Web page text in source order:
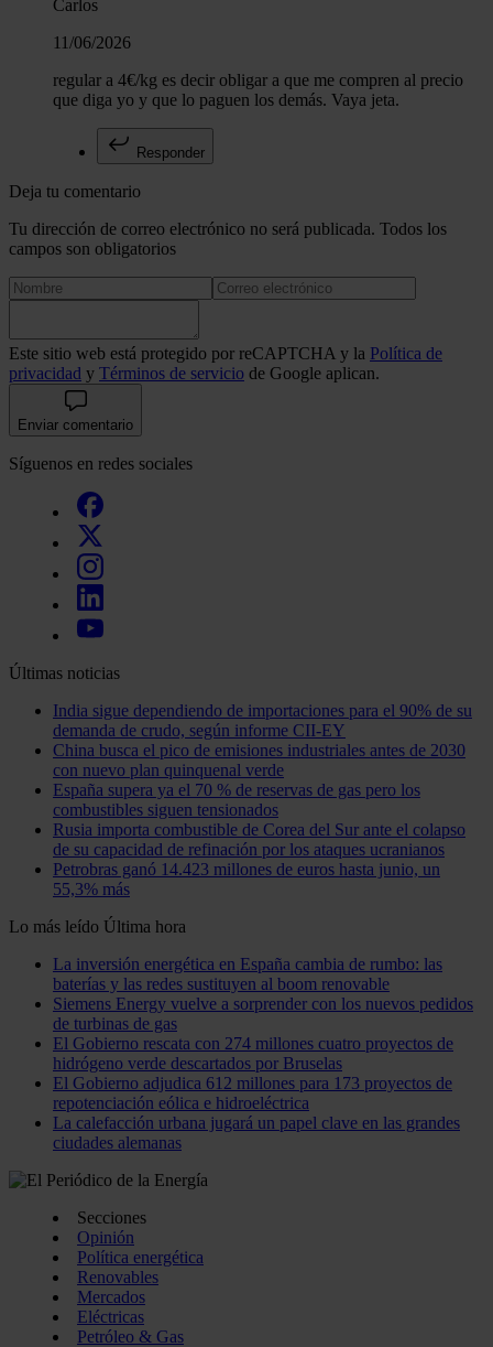
Carlos
11/06/2026
regular a 4€/kg es decir obligar a que me compren al precio
que diga yo y que lo paguen los demás. Vaya jeta.
Responder
Deja tu comentario
Tu dirección de correo electrónico no será publicada. Todos los
campos son obligatorios
Este sitio web está protegido por reCAPTCHA y la Política de
privacidad y Términos de servicio de Google aplican.
Enviar comentario
Síguenos en redes sociales
Últimas noticias
India sigue dependiendo de importaciones para el 90% de su
demanda de crudo, según informe CII-EY
China busca el pico de emisiones industriales antes de 2030
con nuevo plan quinquenal verde
España supera ya el 70 % de reservas de gas pero los
combustibles siguen tensionados
Rusia importa combustible de Corea del Sur ante el colapso
de su capacidad de refinación por los ataques ucranianos
Petrobras ganó 14.423 millones de euros hasta junio, un
55,3% más
Lo más leído Última hora
La inversión energética en España cambia de rumbo: las
baterías y las redes sustituyen al boom renovable
Siemens Energy vuelve a sorprender con los nuevos pedidos
de turbinas de gas
El Gobierno rescata con 274 millones cuatro proyectos de
hidrógeno verde descartados por Bruselas
El Gobierno adjudica 612 millones para 173 proyectos de
repotenciación eólica e hidroeléctrica
La calefacción urbana jugará un papel clave en las grandes
ciudades alemanas
Secciones
Opinión
Política energética
Renovables
Mercados
Eléctricas
Petróleo & Gas